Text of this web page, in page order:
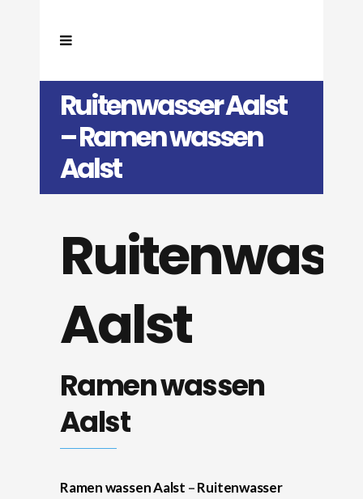
Ruitenwasser Aalst
– Ramen wassen
Aalst
Aalst
Ramen wassen
Aalst
Ramen wassen Aalst –Ruitenwasser